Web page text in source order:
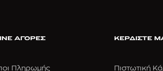
ΑΓΟΡΕΣ
Πληρωμής
ΚΕΡΔΙΣΤΕ
Πιστωτική